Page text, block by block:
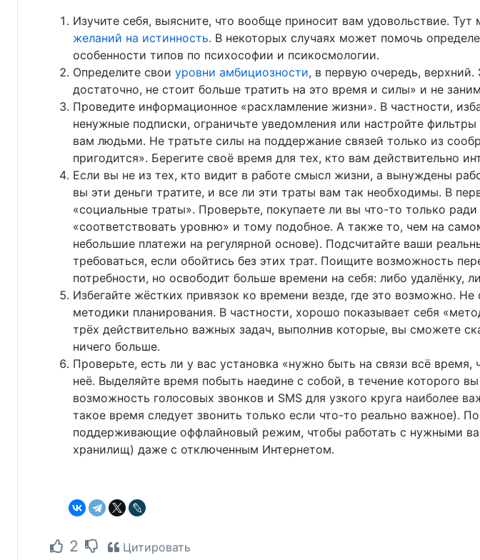
Изучите себя, выясните, что вообще приносит вам удовольствие.
желаний на истинность. В некоторых случаях может помочь
особенности типов по психософии и псикосмологии.
Определите свои уровни амбициозности, в первую очередь, верхний.
достаточно, не стоит больше тратить на это время и силы» и не
Проведите информационное «расхламление жизни». В частности,
ненужные подписки, ограничьте уведомления или настройте
вам людьми. Не тратьте силы на поддержание связей только из
пригодится». Берегите своё время для тех, кто вам действительно
Если вы не из тех, кто видит в работе смысл жизни, а вынуждены
вы эти деньги тратите, и все ли эти траты вам так необходимы. В
«социальные траты». Проверьте, покупаете ли вы что-то только
«соответствовать уровню» и тому подобное. А также то, чем на
небольшие платежи на регулярной основе). Подсчитайте ваши
требоваться, если обойтись без этих трат. Поищите возможность
потребности, но освободит больше времени на себя: либо удалёнку,
Избегайте жёстких привязок ко времени везде, где это возможно.
методики планирования. В частности, хорошо показывает себя
трёх действительно важных задач, выполнив которые, вы сможете
ничего больше.
Проверьте, есть ли у вас установка «нужно быть на связи всё
неё. Выделяйте время побыть наедине с собой, в течение которого
возможность голосовых звонков и SMS для узкого круга наиболее
такое время следует звонить только если что-то реально важное).
поддерживающие оффлайновый режим, чтобы работать с нужными
хранилищ) даже с отключенным Интернетом.
2 Цитировать